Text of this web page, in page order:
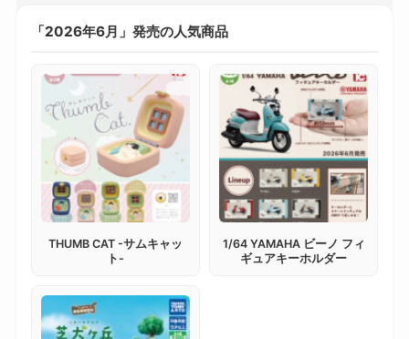
「2026年6月」発売の人気商品
THUMB CAT -サムキャッ
ト-
1/64 YAMAHA ビーノ フィ
ギュアキーホルダー